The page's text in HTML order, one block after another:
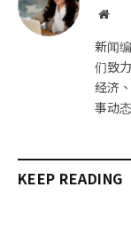
网
新闻
们致
经济
事动
KEEP READING